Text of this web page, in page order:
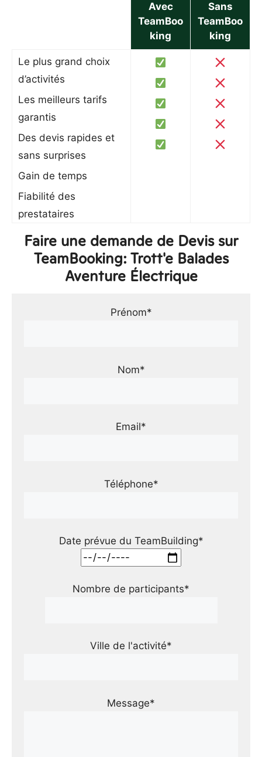
Avec
TeamBoo
king
Sans
TeamBoo
king
Le plus grand choix
d’activités
Les meilleurs tarifs
garantis
Des devis rapides et
sans surprises
Gain de temps
Fiabilité des
prestataires
Faire une demande de Devis sur
TeamBooking: Trott'e Balades
Aventure Électrique
Prénom*
Nom*
Email*
Téléphone*
Date prévue du TeamBuilding*
Nombre de participants*
Ville de l'activité*
Message*